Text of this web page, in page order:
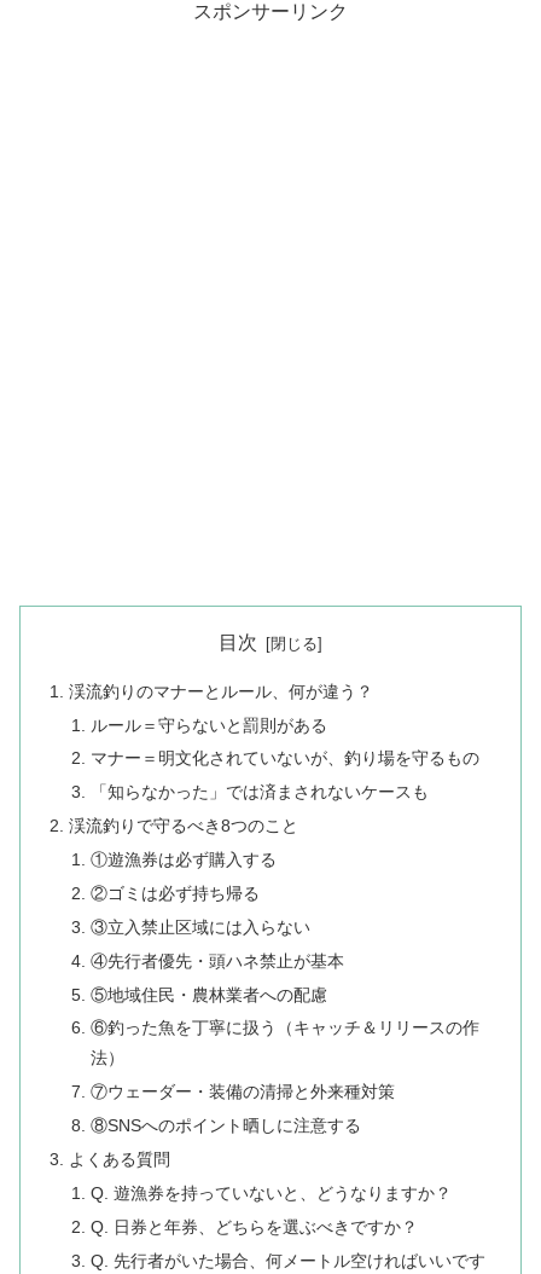
スポンサーリンク
目次
渓流釣りのマナーとルール、何が違う？
ルール＝守らないと罰則がある
マナー＝明文化されていないが、釣り場を守るもの
「知らなかった」では済まされないケースも
渓流釣りで守るべき8つのこと
①遊漁券は必ず購入する
②ゴミは必ず持ち帰る
③立入禁止区域には入らない
④先行者優先・頭ハネ禁止が基本
⑤地域住民・農林業者への配慮
⑥釣った魚を丁寧に扱う（キャッチ＆リリースの作
法）
⑦ウェーダー・装備の清掃と外来種対策
⑧SNSへのポイント晒しに注意する
よくある質問
Q. 遊漁券を持っていないと、どうなりますか？
Q. 日券と年券、どちらを選ぶべきですか？
Q. 先行者がいた場合、何メートル空ければいいです